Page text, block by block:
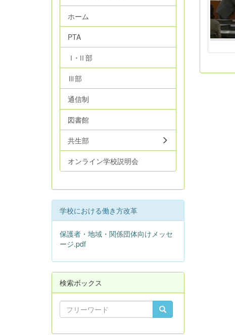
ホーム
PTA
Ⅰ･Ⅱ部
Ⅲ部
通信制
図書館
共生部
オンライン学校説明会
学校における働き方改革
保護者・地域・関係団体向けメッセ
ージ.pdf
検索ボックス